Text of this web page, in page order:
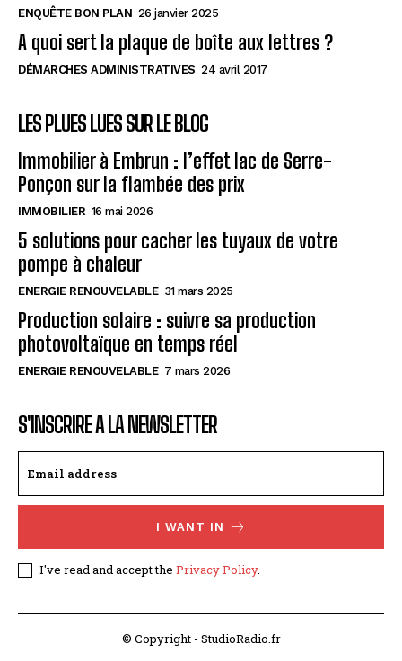
ENQUÊTE BON PLAN 26 janvier 2025
A quoi sert la plaque de boîte aux lettres ?
DÉMARCHES ADMINISTRATIVES 24 avril 2017
LES PLUES LUES SUR LE BLOG
Immobilier à Embrun : l’effet lac de Serre-
Ponçon sur la flambée des prix
IMMOBILIER 16 mai 2026
5 solutions pour cacher les tuyaux de votre
pompe à chaleur
ENERGIE RENOUVELABLE 31 mars 2025
Production solaire : suivre sa production
photovoltaïque en temps réel
ENERGIE RENOUVELABLE 7 mars 2026
S'INSCRIRE A LA NEWSLETTER
I WANT IN
I've read and accept the Privacy Policy.
© Copyright - StudioRadio.fr